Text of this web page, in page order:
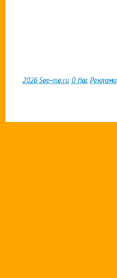
2026 See-me.ru О Нас Реклама